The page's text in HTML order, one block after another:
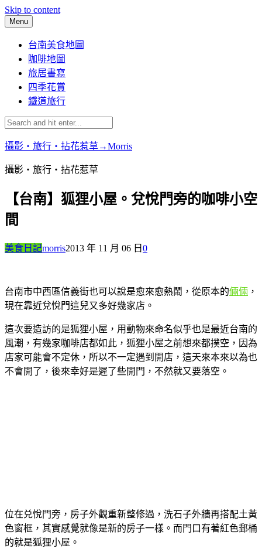
Skip to content
Menu
台南美食地圖
咖啡地圖
旅居書寫
四季花賞
鐵道旅行
攝影‧旅行‧拈花惹草→Morris
攝影‧旅行‧拈花惹草
【台南】狐狸小屋。兌悅門旁的咖啡小空
間
美食日記morris2013 年 11 月 06 日 0
台南市中西區信義街也可以說是愈來愈熱鬧，從原本的倆倆 ，
現在靠近兌悅門這兒又多好幾家店。
這次要造訪的是狐狸小屋，用動物來命名似乎也是最近台南的
風潮，有幾家咖啡店都如此，狐狸小屋之前想來都撲空，因為
店家可能會不定休，所以不一定遇到開店，這天來本來以為也
不會開了，後來幸好是遲了些開門，不然就又要落空。
位在兑悅門旁，房子外觀重新整修過，洗石子外牆再搭配土黃
色窗框，其實感覺就像是新的房子一樣。而門口有著紅色郵桶
的就是狐狸小屋。